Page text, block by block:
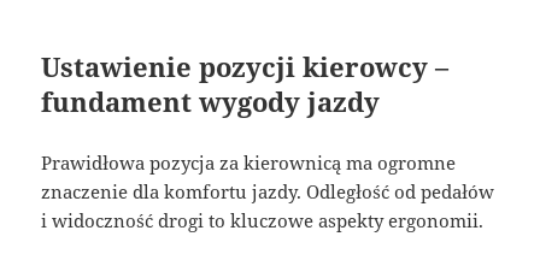
Ustawienie pozycji kierowcy –
fundament wygody jazdy
Prawidłowa pozycja za kierownicą ma ogromne
znaczenie dla komfortu jazdy. Odległość od pedałów
i widoczność drogi to kluczowe aspekty ergonomii.